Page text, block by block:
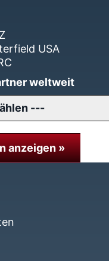
USA
weltweit
anzeigen »